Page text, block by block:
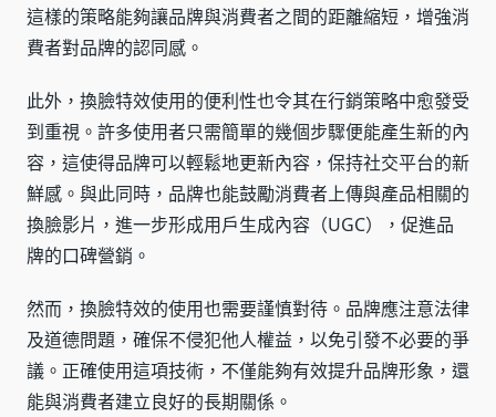
這樣的策略能夠讓品牌與消費者之間的距離縮短，增強消
費者對品牌的認同感。
此外，換臉特效使用的便利性也令其在行銷策略中愈發受
到重視。許多使用者只需簡單的幾個步驟便能產生新的內
容，這使得品牌可以輕鬆地更新內容，保持社交平台的新
鮮感。與此同時，品牌也能鼓勵消費者上傳與產品相關的
換臉影片，進一步形成用戶生成內容（UGC），促進品
牌的口碑營銷。
然而，換臉特效的使用也需要謹慎對待。品牌應注意法律
及道德問題，確保不侵犯他人權益，以免引發不必要的爭
議。正確使用這項技術，不僅能夠有效提升品牌形象，還
能與消費者建立良好的長期關係。